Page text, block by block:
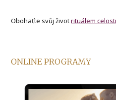
Obohaťte svůj životrituálem
ONLINE PROGRAMY